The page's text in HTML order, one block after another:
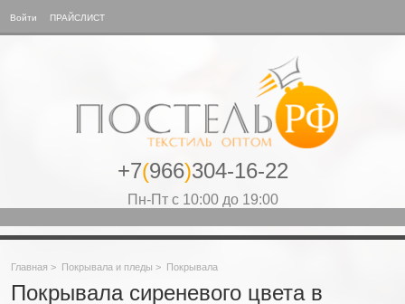
Войти ПРАЙСЛИСТ
+7(966)304-16-22
Пн-Пт с 10:00 до 19:00
Главная > Покрывала и пледы > Покрывала
Покрывала сиреневого цвета в